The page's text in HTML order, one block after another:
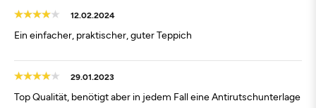
12.02.2024
Ein einfacher, praktischer, guter Teppich
29.01.2023
Top Qualität, benötigt aber in jedem Fall eine Antirutschunterlage